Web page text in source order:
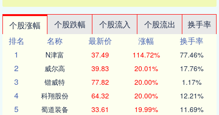
个股涨幅 个股跌幅 个股流入 个股流出
换手率
排名
名称 最新价 涨幅
换手率
1
N津富 37.49 114.72% 77.46%
2 威尔高 39.83 20.01% 17.76%
3 锴威特 77.82 20.00% 1.17%
4 科翔股份 64.32 20.00% 12.21%
5 蜀道装备 33.61 19.99% 11.69%